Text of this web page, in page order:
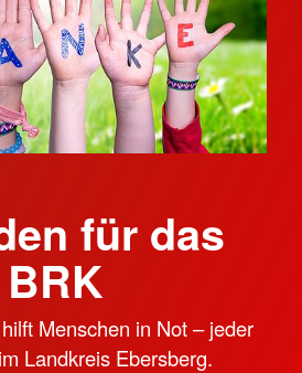
für das
BRK
Menschen in Not – jeder
Landkreis Ebersberg.